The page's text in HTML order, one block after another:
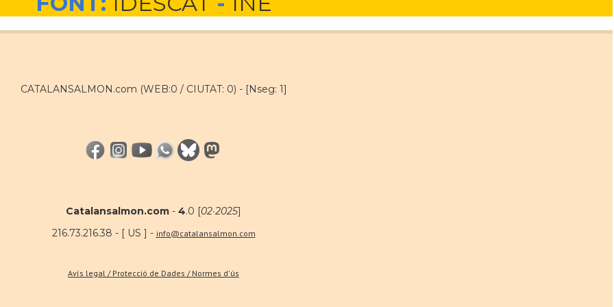
CATALANSALMON.com (WEB:0 / CIUTAT: 0) - [Nseg: 1]
Catalansalmon.com - 4.0 [02·2025]
216.73.216.38 - [ US ] - info@catalansalmon.com
Avís legal / Protecció de Dades / Normes d'ús